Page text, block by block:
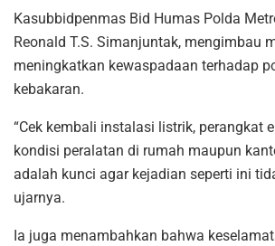
Kasubbidpenmas Bid Humas Polda
Reonald T.S. Simanjuntak, mengimbau
meningkatkan kewaspadaan terhadap
kebakaran.
“Cek kembali instalasi listrik, perangkat
kondisi peralatan di rumah maupun
adalah kunci agar kejadian seperti ini
ujarnya.
Ia juga menambahkan bahwa